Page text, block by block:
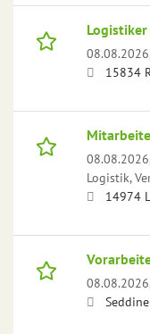
15834
Logistik,
14974